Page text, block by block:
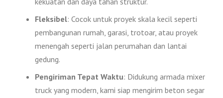
Fleksibel: Cocok untuk proyek skala kecil seperti
pembangunan rumah, garasi, trotoar, atau proyek
menengah seperti jalan perumahan dan lantai
gedung.
Pengiriman Tepat Waktu: Didukung armada mixer
truck yang modern, kami siap mengirim beton segar